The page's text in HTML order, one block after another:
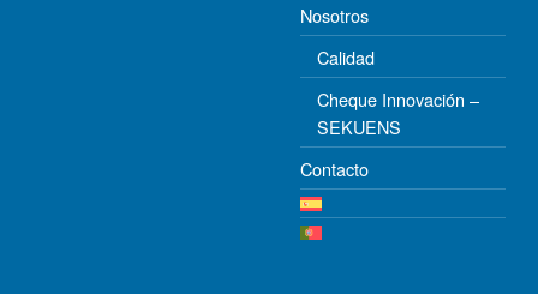
Nosotros
Calidad
Cheque Innovación –
SEKUENS
Contacto